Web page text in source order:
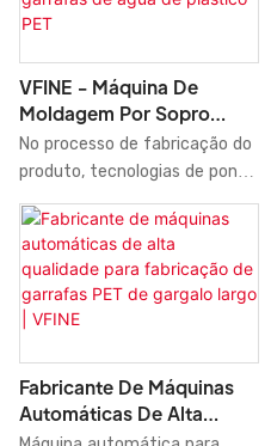
processo de fabricação mais
máquinas de moldagem por
sopro.
VFINE - Máquina De
Moldagem Por Sopro
Totalmente Automática
Para Fabricação De
Água De Plástico PET
No processo de fabricação do
produto, tecnologias de ponta
são necessariamente
utilizadas. O escopo de
aplicação do produto foi
ampliado consideravelmente à
medida que suas vantagens
foram sendo descobertas. No
setor de máquinas de
moldagem por sopro, nossa
Máquina de Moldagem por
Fabricante De Máquinas
Automáticas De Alta
Qualidade Para